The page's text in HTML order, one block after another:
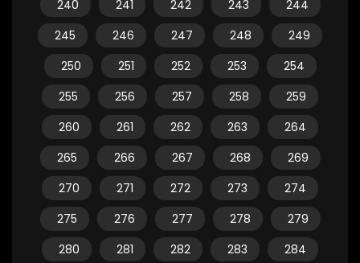
240
241 242 243
244
245
246 247 248
249
250
251 252 253
254
255
256 257 258
259
260
261 262 263
264
265
266 267 268
269
270
271 272 273
274
275
276 277 278
279
280
281 282 283
284